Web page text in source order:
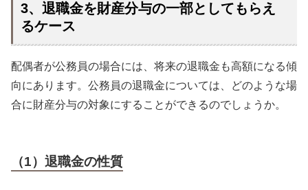
3、退職金を財産分与の一部としてもらえ
るケース
配偶者が公務員の場合には、将来の退職金も高額になる傾
向にあります。公務員の退職金については、どのような場
合に財産分与の対象にすることができるのでしょうか。
（1）退職金の性質